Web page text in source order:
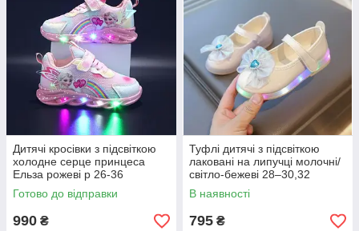
Дитячі кросівки з підсвіткою
холодне серце принцеса
Ельза рожеві р 26-36
Готово до відправки
990 ₴
Туфлі дитячі з підсвіткою
лаковані на липучці молочні/
світло-бежеві 28–30,32
святкові туфельки для
дівчинки з LED підошвою
В наявності
795 ₴